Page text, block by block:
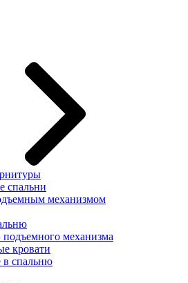
спальни
механизмом
механизма
кровати
спальню